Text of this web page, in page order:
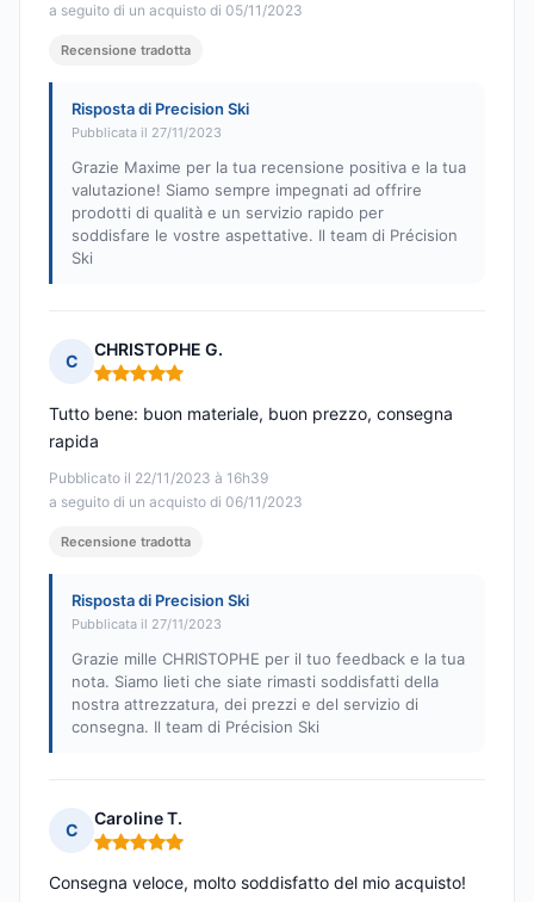
a seguito di un acquisto di 05/11/2023
Recensione tradotta
Risposta di Precision Ski
Pubblicata il 27/11/2023
Grazie Maxime per la tua recensione positiva e la tua
valutazione! Siamo sempre impegnati ad offrire
prodotti di qualità e un servizio rapido per
soddisfare le vostre aspettative. Il team di Précision
Ski
C
CHRISTOPHE G.
Nota: 5 su 5
Pubblicato il 22/11/2023 à 16h39
a seguito di un acquisto di 06/11/2023
Tutto bene: buon materiale, buon prezzo, consegna
rapida
Recensione tradotta
Risposta di Precision Ski
Pubblicata il 27/11/2023
Grazie mille CHRISTOPHE per il tuo feedback e la tua
nota. Siamo lieti che siate rimasti soddisfatti della
nostra attrezzatura, dei prezzi e del servizio di
consegna. Il team di Précision Ski
C
Caroline T.
Nota: 5 su 5
Consegna veloce, molto soddisfatto del mio acquisto!